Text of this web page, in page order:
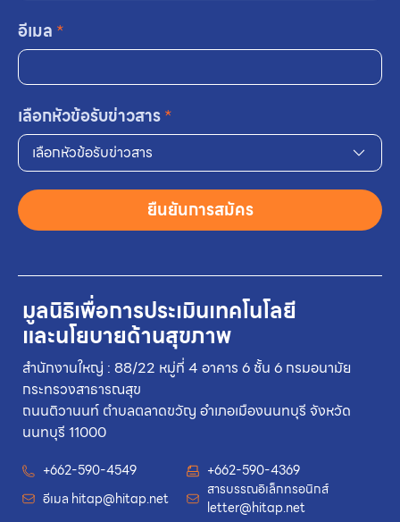
มูลนิธิเพื่อการประเมินเทคโนโลยี
และนโยบายด้านสุขภาพ
สำนักงานใหญ่ : 88/22 หมู่ที่ 4 อาคาร 6 ชั้น 6 กรมอนามัย
กระทรวงสาธารณสุข
ถนนติวานนท์ ตำบลตลาดขวัญ อำเภอเมืองนนทบุรี จังหวัด
นนทบุรี 11000
+662-590-4549
+662-590-4369
อีเมล hitap@hitap.net
สารบรรณอิเล็กทรอนิกส์
letter@hitap.net
อีเมล *
เลือกหัวข้อรับข่าวสาร*
เลือกหัวข้อรับข่าวสาร
ยืนยันการสมัคร